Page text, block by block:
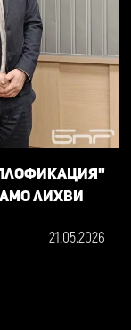
лихви
21.05.2026